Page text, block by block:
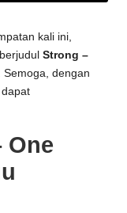
kali ini,
Strong –
Semoga, dengan
One